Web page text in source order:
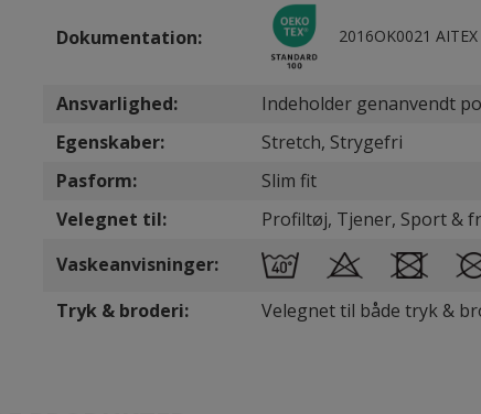
Dokumentation: 2016OK0021 AITEX
Ansvarlighed:
Indeholder genanvendt
Egenskaber:
Stretch, Strygefri
Pasform:
Slim fit
Velegnet til:
Profiltøj, Tjener, Sport &
Vaskeanvisninger:
Tryk & broderi:
Velegnet til både tryk &